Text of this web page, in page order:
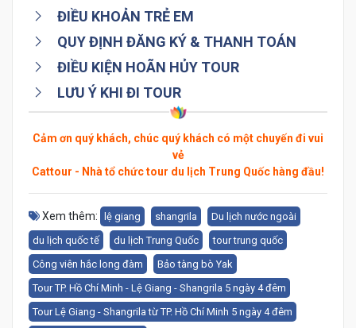
ĐIỀU KHOẢN TRẺ EM
QUY ĐỊNH ĐĂNG KÝ & THANH TOÁN
ĐIỀU KIỆN HOÃN HỦY TOUR
LƯU Ý KHI ĐI TOUR
Cảm ơn quý khách, chúc quý khách có một chuyến đi vui
vẻ
Cattour - Nhà tổ chức tour du lịch Trung Quốc hàng đầu!
Xem thêm: lệ giang shangrila
Du lịch nước ngoài
du lịch quốc tế
du lịch Trung Quốc
tour trung quốc
Công viên hắc long đàm
Bảo tàng bò Yak
Tour TP. Hồ Chí Minh - Lệ Giang - Shangrila 5 ngày 4 đêm
Tour Lệ Giang - Shangrila từ TP. Hồ Chí Minh 5 ngày 4 đêm